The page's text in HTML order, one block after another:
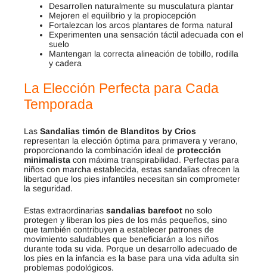
Desarrollen naturalmente su musculatura plantar
Mejoren el equilibrio y la propiocepción
Fortalezcan los arcos plantares de forma natural
Experimenten una sensación táctil adecuada con el
suelo
Mantengan la correcta alineación de tobillo, rodilla
y cadera
La Elección Perfecta para Cada
Temporada
Las Sandalias timón de Blanditos by Crios
representan la elección óptima para primavera y verano,
proporcionando la combinación ideal de protección
minimalista con máxima transpirabilidad. Perfectas para
niños con marcha establecida, estas sandalias ofrecen la
libertad que los pies infantiles necesitan sin comprometer
la seguridad.
Estas extraordinarias sandalias barefoot no solo
protegen y liberan los pies de los más pequeños, sino
que también contribuyen a establecer patrones de
movimiento saludables que beneficiarán a los niños
durante toda su vida. Porque un desarrollo adecuado de
los pies en la infancia es la base para una vida adulta sin
problemas podológicos.